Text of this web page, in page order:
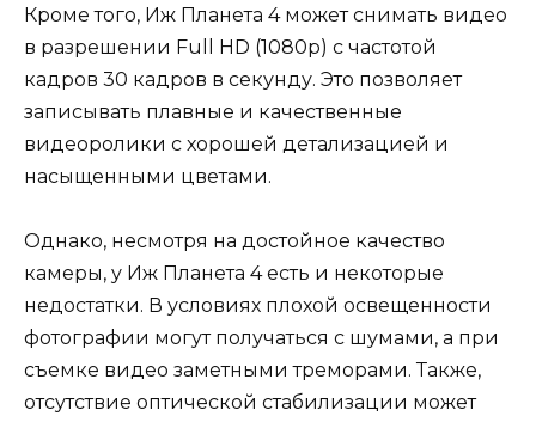
Кроме того, Иж Планета 4 может снимать видео
в разрешении Full HD (1080p) с частотой
кадров 30 кадров в секунду. Это позволяет
записывать плавные и качественные
видеоролики с хорошей детализацией и
насыщенными цветами.
Однако, несмотря на достойное качество
камеры, у Иж Планета 4 есть и некоторые
недостатки. В условиях плохой освещенности
фотографии могут получаться с шумами, а при
съемке видео заметными треморами. Также,
отсутствие оптической стабилизации может